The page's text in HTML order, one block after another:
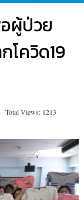
ผู้ป่วย
โควิด19
Total Views: 1213